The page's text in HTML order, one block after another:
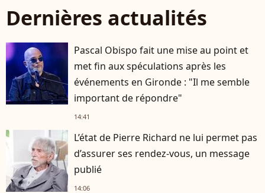
Dernières actualités
Pascal Obispo fait une mise au point et
met fin aux spéculations après les
événements en Gironde : "Il me semble
important de répondre"
14:41
L’état de Pierre Richard ne lui permet pas
d’assurer ses rendez-vous, un message
publié
14:06